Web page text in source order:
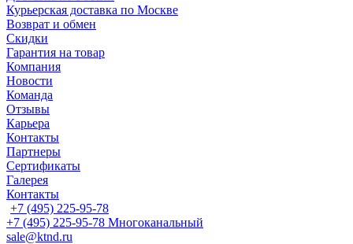
Курьерская доставка по Москве
Возврат и обмен
Скидки
Гарантия на товар
Компания
Новости
Команда
Отзывы
Карьера
Контакты
Партнеры
Сертификаты
Галерея
Контакты
+7 (495) 225-95-78
+7 (495) 225-95-78 Многоканальный
sale@ktnd.ru